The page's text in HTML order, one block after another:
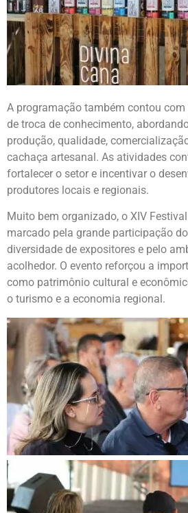
A programação também contou
de troca de conhecimento,
produção, qualidade,
cachaça artesanal. As atividades
fortalecer o setor e incentivar o
produtores locais e regionais.
Muito bem organizado, o XIV
marcado pela grande participação
diversidade de expositores e pelo
acolhedor. O evento reforçou a
como patrimônio cultural e
o turismo e a economia regional.